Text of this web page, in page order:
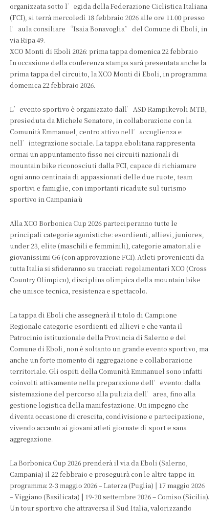
organizzata sotto l’egida della Federazione Ciclistica Italiana
(FCI), si terrà mercoledì 18 febbraio 2026 alle ore 11.00 presso
l’aula consiliare “Isaia Bonavoglia” del Comune di Eboli, in
via Ripa 49.
XCO Monti di Eboli 2026: prima tappa domenica 22 febbraio
In occasione della conferenza stampa sarà presentata anche la
prima tappa del circuito, la XCO Monti di Eboli, in programma
domenica 22 febbraio 2026.
L’evento sportivo è organizzato dall’ASD Rampikevoli MTB,
presieduta da Michele Senatore, in collaborazione con la
Comunità Emmanuel, centro attivo nell’accoglienza e
nell’integrazione sociale. La tappa ebolitana rappresenta
ormai un appuntamento fisso nei circuiti nazionali di
mountain bike riconosciuti dalla FCI, capace di richiamare
ogni anno centinaia di appassionati delle due ruote, team
sportivi e famiglie, con importanti ricadute sul turismo
sportivo in Campania.ù
Alla XCO Borbonica Cup 2026 parteciperanno tutte le
principali categorie agonistiche: esordienti, allievi, juniores,
under 23, elite (maschili e femminili), categorie amatoriali e
giovanissimi G6 (con approvazione FCI). Atleti provenienti da
tutta Italia si sfideranno su tracciati regolamentari XCO (Cross
Country Olimpico), disciplina olimpica della mountain bike
che unisce tecnica, resistenza e spettacolo.
La tappa di Eboli che assegnerà il titolo di Campione
Regionale categorie esordienti ed allievi e che vanta il
Patrocinio istituzionale della Provincia di Salerno e del
Comune di Eboli, non è soltanto un grande evento sportivo, ma
anche un forte momento di aggregazione e collaborazione
territoriale. Gli ospiti della Comunità Emmanuel sono infatti
coinvolti attivamente nella preparazione dell’evento: dalla
sistemazione del percorso alla pulizia dell’area, fino alla
gestione logistica della manifestazione. Un impegno che
diventa occasione di crescita, condivisione e partecipazione,
vivendo accanto ai giovani atleti giornate di sport e sana
aggregazione.
La Borbonica Cup 2026 prenderà il via da Eboli (Salerno,
Campania) il 22 febbraio e proseguirà con le altre tappe in
programma: 2-3 maggio 2026 – Laterza (Puglia) | 17 maggio 2026
– Viggiano (Basilicata) | 19-20 settembre 2026 – Comiso (Sicilia).
Un tour sportivo che attraversa il Sud Italia, valorizzando